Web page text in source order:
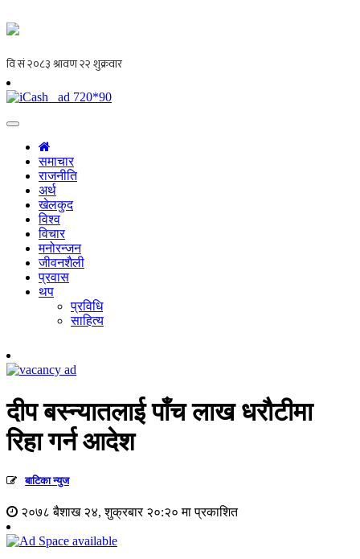
समाचार
राजनीति
अर्थ
खेलकुद
विश्व
विचार
मनोरन्जन
जीवनशैली
प्रवास
थप
प्रविधि
साहित्य
दीप बस्न्यातलाई पाँच लाख धरौटीमा
रिहा गर्न आदेश
बाटिका न्युज
२०७८ बैशाख २४, शुक्रबार २०:२० मा प्रकाशित